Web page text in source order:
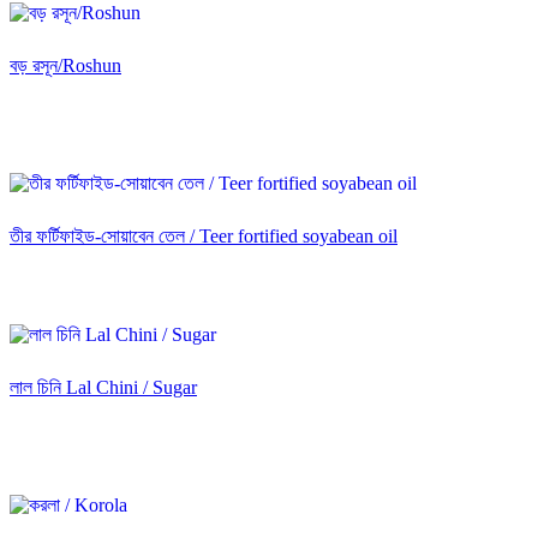
বড় রসূন/Roshun
তীর ফর্টিফাইড-সোয়াবেন তেল / Teer fortified soyabean oil
লাল চিনি Lal Chini / Sugar